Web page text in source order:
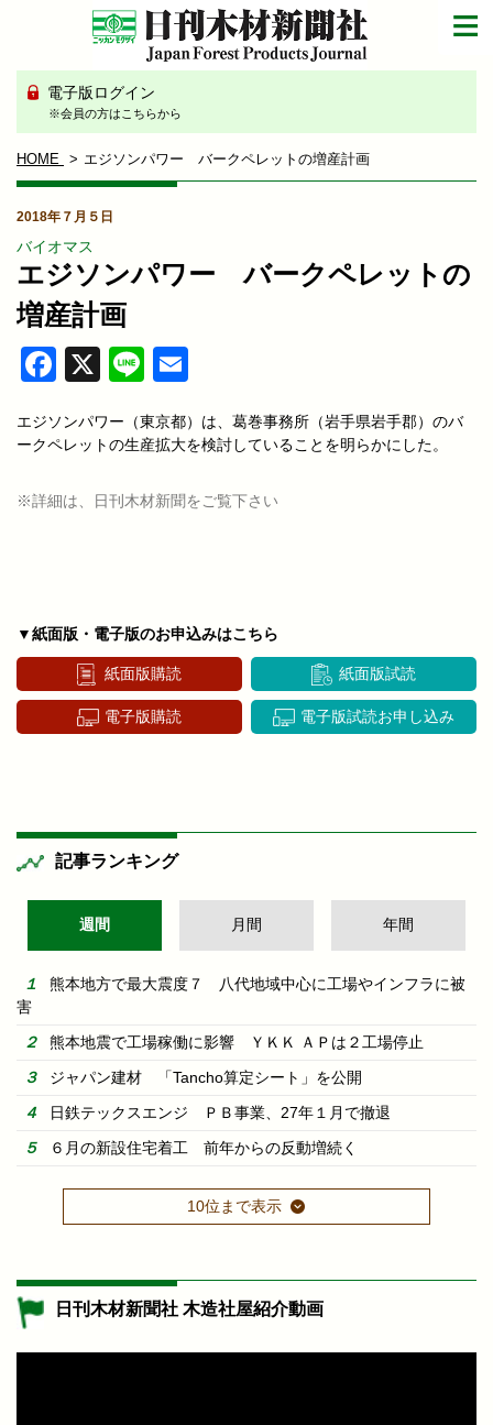
電子版ログイン
※会員の方はこちらから
HOME エジソンパワー バークペレットの増産計画
2018年７月５日
バイオマス
エジソンパワー バークペレットの
増産計画
Facebook
X Line
エジソンパワー（東京都）は、葛巻事務所（岩手県岩手郡）のバ
ークペレットの生産拡大を検討していることを明らかにした。
※詳細は、日刊木材新聞をご覧下さい
▼紙面版・電子版のお申込みはこちら
紙面版購読 紙面版試読
電子版購読 電子版試読お申し込み
記事ランキング
週間 月間 年間
熊本地方で最大震度７ 八代地域中心に工場やインフラに被
害
熊本地震で工場稼働に影響 ＹＫＫ ＡＰは２工場停止
ジャパン建材 「Tancho算定シート」を公開
日鉄テックスエンジ ＰＢ事業、27年１月で撤退
６月の新設住宅着工 前年からの反動増続く
10位まで表示
日刊木材新聞社 木造社屋紹介動画